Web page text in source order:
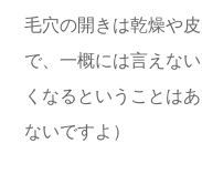
毛穴の開きは乾燥や
で、一概には言えな
くなるということは
ないですよ）